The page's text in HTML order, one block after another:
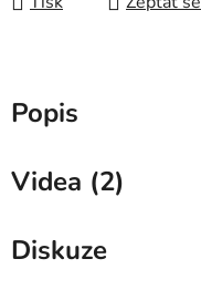
Popis
Videa (2)
Diskuze